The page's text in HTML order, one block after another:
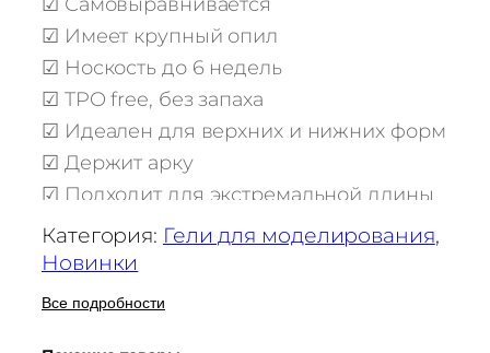
M
Г
л
ь
д
л
н
а
р
☑ Имеет крупный опил
☑ Носкость до 6 недель
☑ TPO free, без запаха
☑ Идеален для верхних и нижних форм
☑ Держит арку
☑ Подходит для экстремальной длины
☑ Холодный даже при работе в 1 каплю
☑ Полимеризуется в любых лампах 60-
Категория: Гели для моделирования
Новинки
Все подробности